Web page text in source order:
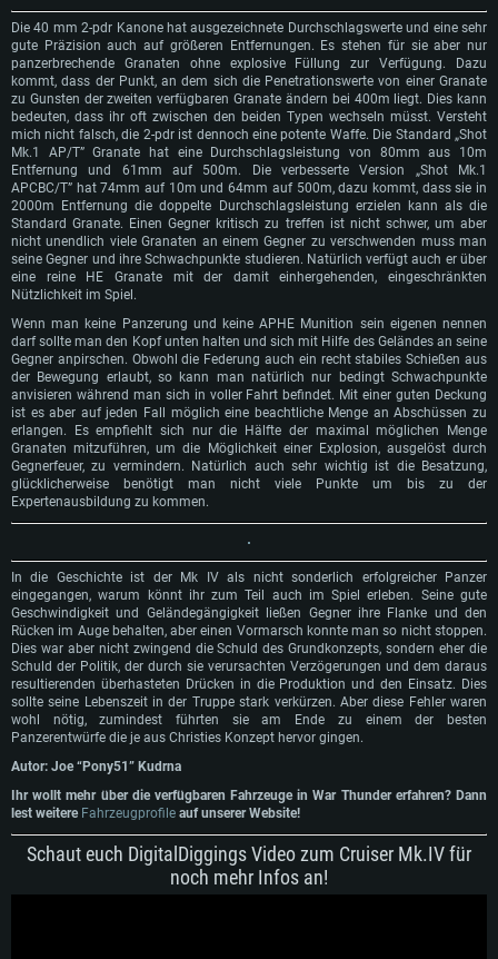
Die 40 mm 2-pdr Kanone hat ausgezeichnete Durchschlagswerte und eine sehr
gute Präzision auch auf größeren Entfernungen. Es stehen für sie aber nur
panzerbrechende Granaten ohne explosive Füllung zur Verfügung. Dazu
kommt, dass der Punkt, an dem sich die Penetrationswerte von einer Granate
zu Gunsten der zweiten verfügbaren Granate ändern bei 400m liegt. Dies kann
bedeuten, dass ihr oft zwischen den beiden Typen wechseln müsst. Versteht
mich nicht falsch, die 2-pdr ist dennoch eine potente Waffe. Die Standard „Shot
Mk.1 AP/T” Granate hat eine Durchschlagsleistung von 80mm aus 10m
Entfernung und 61mm auf 500m. Die verbesserte Version „Shot Mk.1
APCBC/T” hat 74mm auf 10m und 64mm auf 500m, dazu kommt, dass sie in
2000m Entfernung die doppelte Durchschlagsleistung erzielen kann als die
Standard Granate. Einen Gegner kritisch zu treffen ist nicht schwer, um aber
nicht unendlich viele Granaten an einem Gegner zu verschwenden muss man
seine Gegner und ihre Schwachpunkte studieren. Natürlich verfügt auch er über
eine reine HE Granate mit der damit einhergehenden, eingeschränkten
Nützlichkeit im Spiel.
Wenn man keine Panzerung und keine APHE Munition sein eigenen nennen
darf sollte man den Kopf unten halten und sich mit Hilfe des Geländes an seine
Gegner anpirschen. Obwohl die Federung auch ein recht stabiles Schießen aus
der Bewegung erlaubt, so kann man natürlich nur bedingt Schwachpunkte
anvisieren während man sich in voller Fahrt befindet. Mit einer guten Deckung
ist es aber auf jeden Fall möglich eine beachtliche Menge an Abschüssen zu
erlangen. Es empfiehlt sich nur die Hälfte der maximal möglichen Menge
Granaten mitzuführen, um die Möglichkeit einer Explosion, ausgelöst durch
Gegnerfeuer, zu vermindern. Natürlich auch sehr wichtig ist die Besatzung,
glücklicherweise benötigt man nicht viele Punkte um bis zu der
Expertenausbildung zu kommen.
In die Geschichte ist der Mk IV als nicht sonderlich erfolgreicher Panzer
eingegangen, warum könnt ihr zum Teil auch im Spiel erleben. Seine gute
Geschwindigkeit und Geländegängigkeit ließen Gegner ihre Flanke und den
Rücken im Auge behalten, aber einen Vormarsch konnte man so nicht stoppen.
Dies war aber nicht zwingend die Schuld des Grundkonzepts, sondern eher die
Schuld der Politik, der durch sie verursachten Verzögerungen und dem daraus
resultierenden überhasteten Drücken in die Produktion und den Einsatz. Dies
sollte seine Lebenszeit in der Truppe stark verkürzen. Aber diese Fehler waren
wohl nötig, zumindest führten sie am Ende zu einem der besten
Panzerentwürfe die je aus Christies Konzept hervor gingen.
Autor: Joe “Pony51” Kudrna
Ihr wollt mehr über die verfügbaren Fahrzeuge in War Thunder erfahren? Dann
lest weitere Fahrzeugprofile auf unserer Website!
Schaut euch DigitalDiggings Video zum Cruiser Mk.IV für
noch mehr Infos an!